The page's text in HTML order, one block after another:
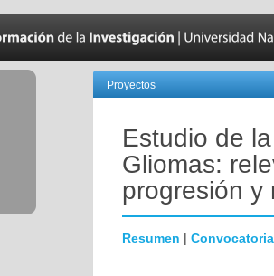
Proyectos
Estudio de
Gliomas:
progresión y
Resumen | Convocatoria